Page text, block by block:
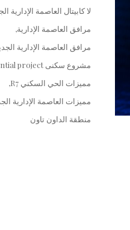
لا كابيتال العاصمة الإدارية
مرافق العاصمة الإدارية
مرافق العاصمة الإدارية
مشروع سكنى residential project
مميزات الحي السكني R7
مميزات العاصمة الإدارية
منطقة الداون تاون